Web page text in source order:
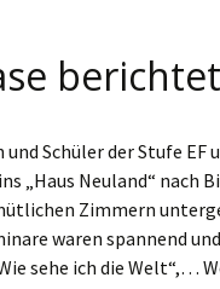
und Schüler der Stufe EF
„Haus Neuland“ nach
Zimmern
waren spannend
sehe ich die Welt“,…